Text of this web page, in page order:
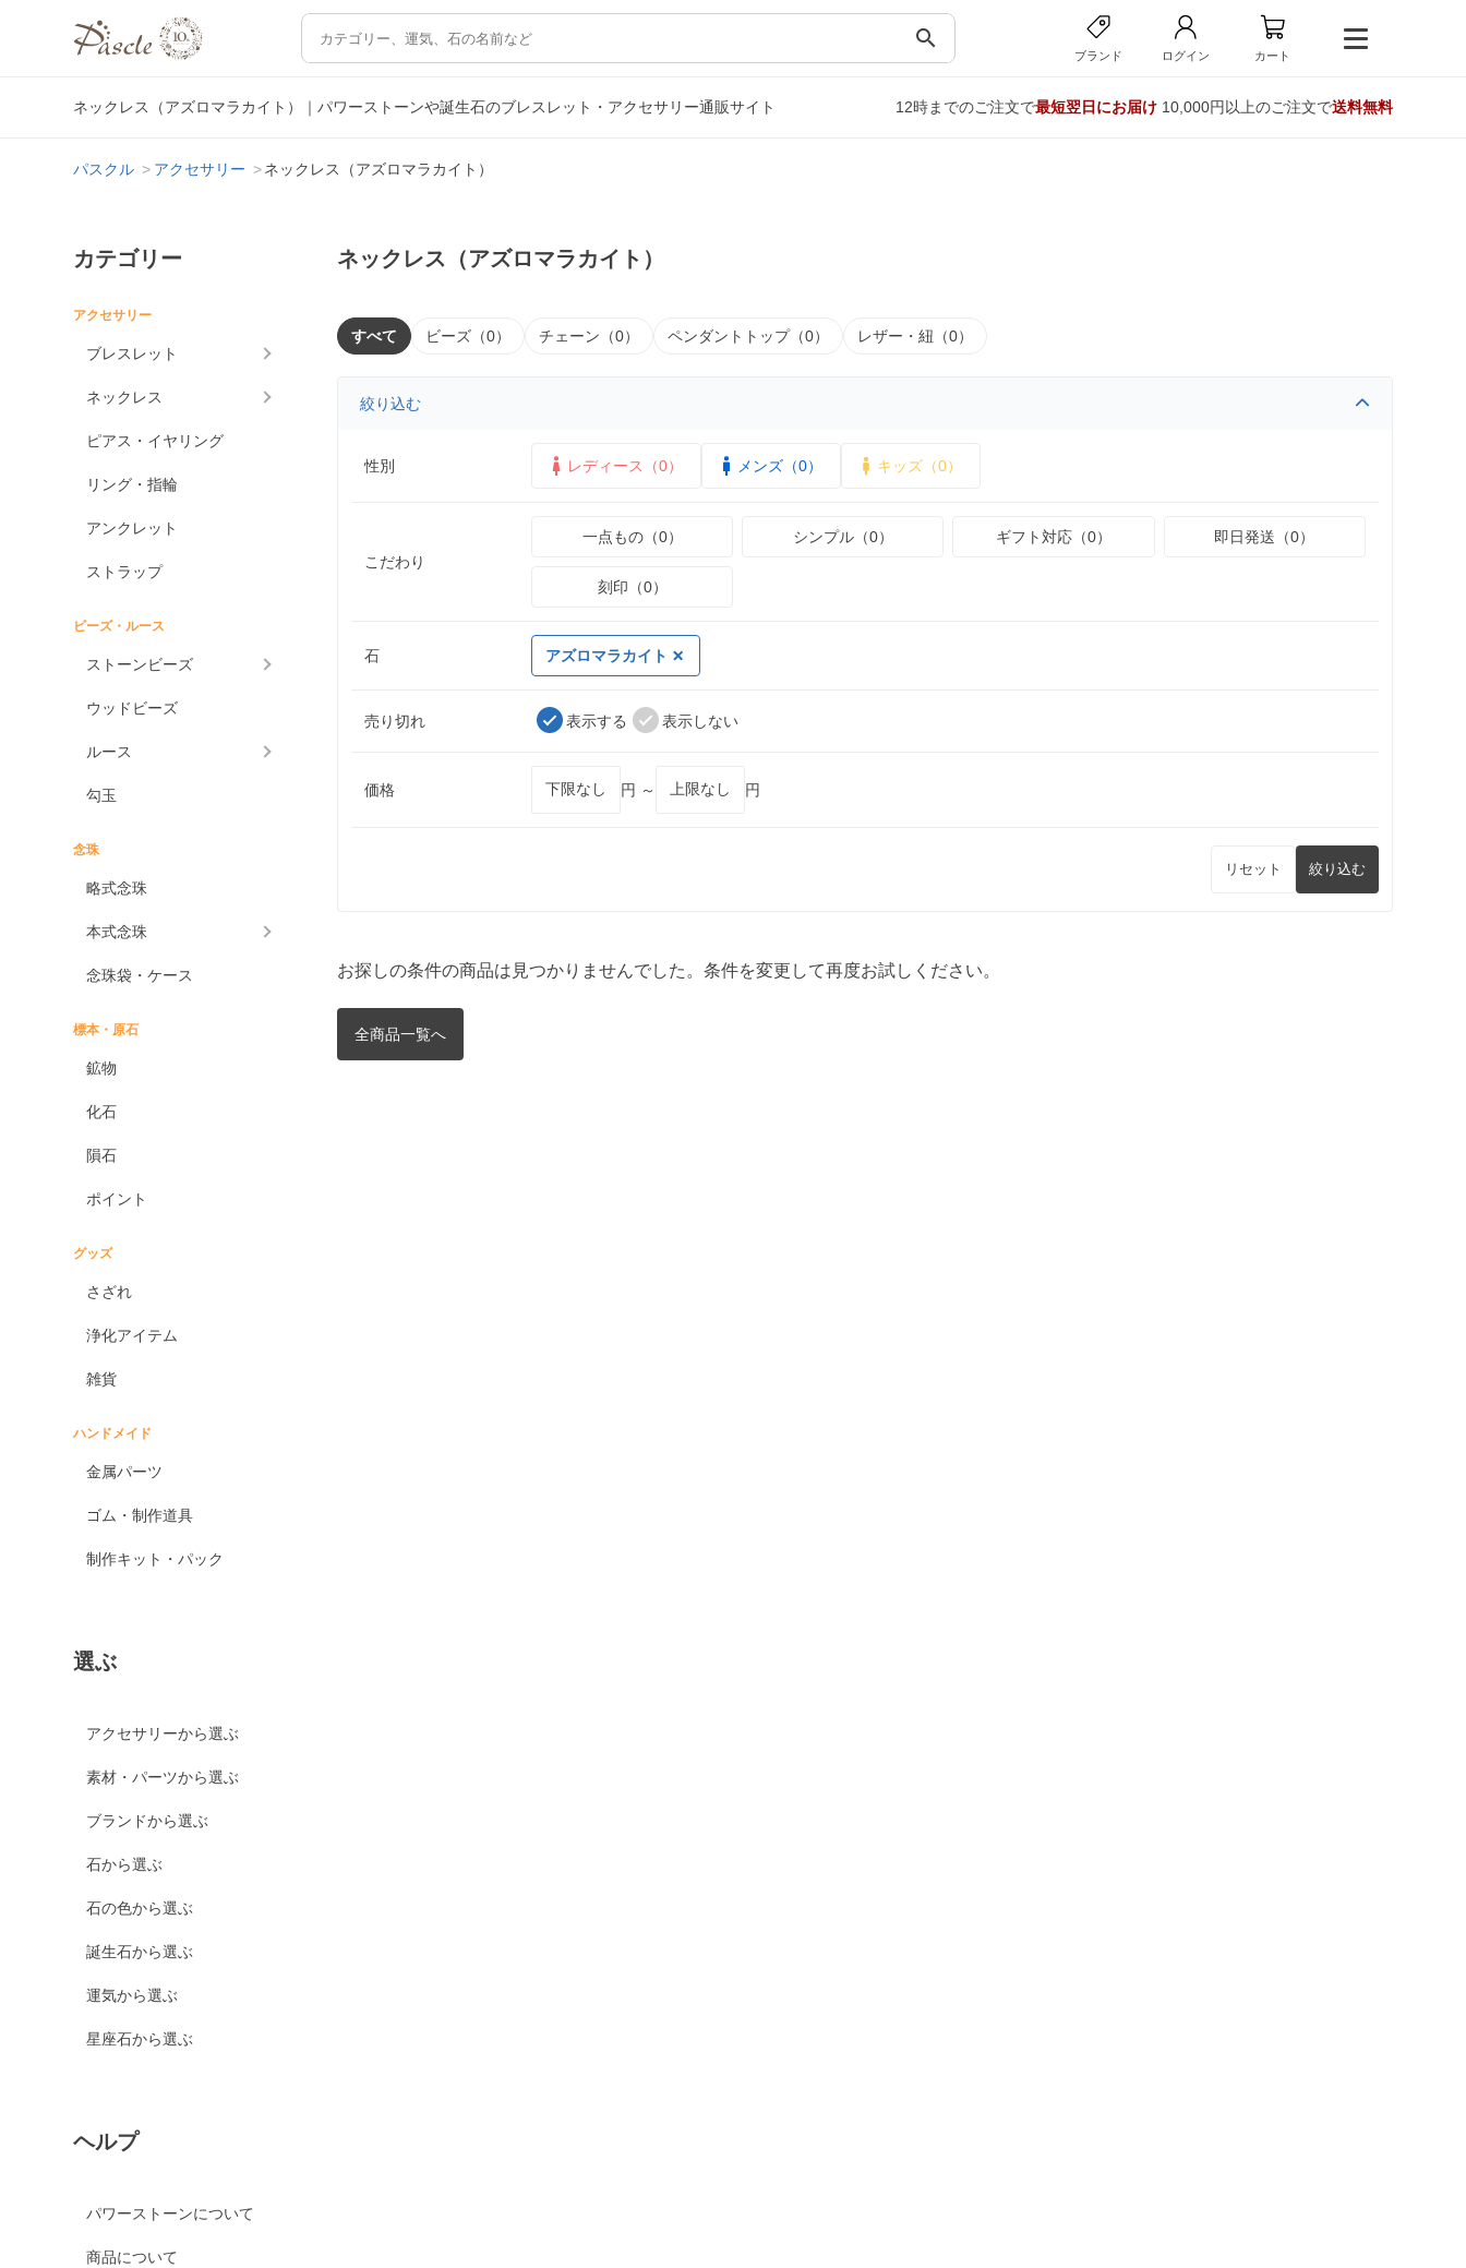
search
ブランド ログイン カート
ネックレス（アズロマラカイト）｜パワーストーンや誕生石のブレスレット・アクセサリー通販サイト 12時までのご注文で最短翌日にお届け10,000円以上のご注文で送料無料
パスクル アクセサリー ネックレス（アズロマラカイト）
カテゴリー
アクセサリー
ブレスレット
ネックレス
ピアス・イヤリング
リング・指輪
アンクレット
ストラップ
ビーズ・ルース
ストーンビーズ
ウッドビーズ
ルース
勾玉
念珠
略式念珠
本式念珠
念珠袋・ケース
標本・原石
鉱物
化石
隕石
ポイント
グッズ
さざれ
浄化アイテム
雑貨
ハンドメイド
金属パーツ
ゴム・制作道具
制作キット・パック
選ぶ
アクセサリーから選ぶ
素材・パーツから選ぶ
ブランドから選ぶ
石から選ぶ
石の色から選ぶ
誕生石から選ぶ
運気から選ぶ
星座石から選ぶ
ヘルプ
パワーストーンについて
商品について
ネックレス（アズロマラカイト）
すべて ビーズ（0） チェーン（0） ペンダントトップ（0） レザー・紐（0）
絞り込む
性別 レディース（0） メンズ（0） キッズ（0）
こだわり
一点もの（0） シンプル（0） ギフト対応（0） 即日発送（0）
刻印（0）
石 アズロマラカイト
売り切れ 表示する 表示しない
価格 円 ～ 円
リセット 絞り込む
お探しの条件の商品は見つかりませんでした。条件を変更して再度お試しください。
全商品一覧へ